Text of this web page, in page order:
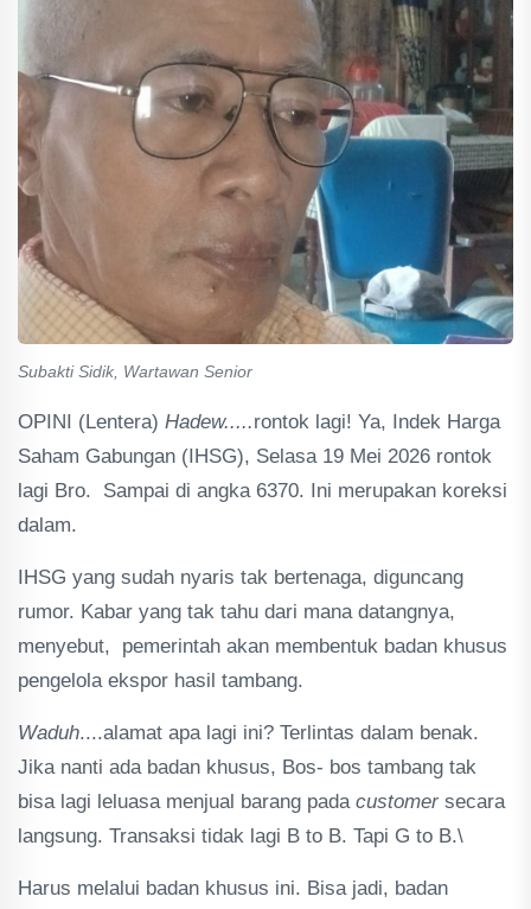
Subakti Sidik, Wartawan Senior
OPINI (Lentera) Hadew.....rontok lagi! Ya, Indek Harga
Saham Gabungan (IHSG), Selasa 19 Mei 2026 rontok
lagi Bro. Sampai di angka 6370. Ini merupakan koreksi
dalam.
IHSG yang sudah nyaris tak bertenaga, diguncang
rumor. Kabar yang tak tahu dari mana datangnya,
menyebut, pemerintah akan membentuk badan khusus
pengelola ekspor hasil tambang.
Waduh....alamat apa lagi ini? Terlintas dalam benak.
Jika nanti ada badan khusus, Bos- bos tambang tak
bisa lagi leluasa menjual barang pada customer secara
langsung. Transaksi tidak lagi B to B. Tapi G to B.\
Harus melalui badan khusus ini. Bisa jadi, badan